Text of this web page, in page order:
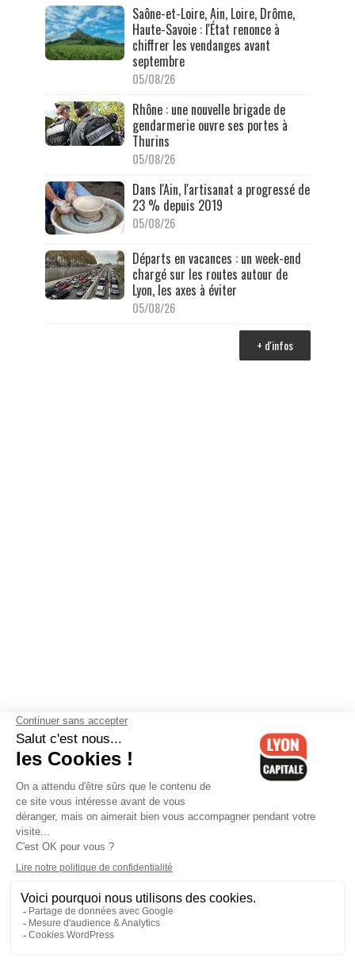
Saône-et-Loire, Ain, Loire, Drôme,
Haute-Savoie : l'État renonce à
chiffrer les vendanges avant
septembre
05/08/26
Rhône : une nouvelle brigade de
gendarmerie ouvre ses portes à
Thurins
05/08/26
Dans l'Ain, l'artisanat a progressé de
23 % depuis 2019
05/08/26
Départs en vacances : un week-end
chargé sur les routes autour de
Lyon, les axes à éviter
05/08/26
+ d'infos
Contactez-nous-Mentions légales-CGV-Politique de
confidentialité-Gestion des cookies